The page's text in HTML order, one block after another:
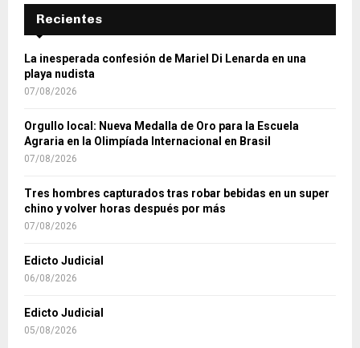
Recientes
La inesperada confesión de Mariel Di Lenarda en una
playa nudista
07/08/2026
Orgullo local: Nueva Medalla de Oro para la Escuela
Agraria en la Olimpíada Internacional en Brasil
07/08/2026
Tres hombres capturados tras robar bebidas en un super
chino y volver horas después por más
07/08/2026
Edicto Judicial
06/08/2026
Edicto Judicial
05/08/2026